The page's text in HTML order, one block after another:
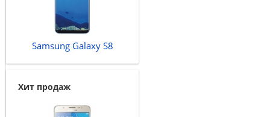
Samsung Galaxy S8
Хит продаж